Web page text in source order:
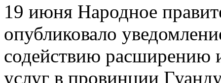
19 июня Народное
опубликовало
содействию расширению
услуг в провинции